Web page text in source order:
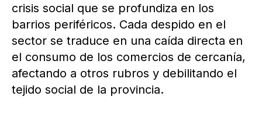
crisis social que se profundiza en los
barrios periféricos. Cada despido en el
sector se traduce en una caída directa en
el consumo de los comercios de cercanía,
afectando a otros rubros y debilitando el
tejido social de la provincia.